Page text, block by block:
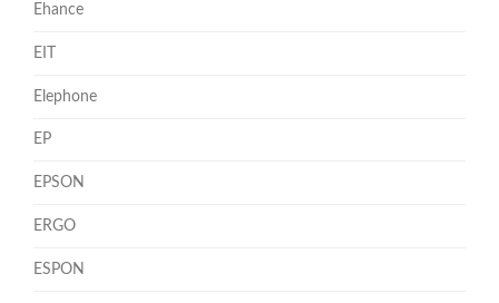
Ehance
EIT
Elephone
EP
EPSON
ERGO
ESPON